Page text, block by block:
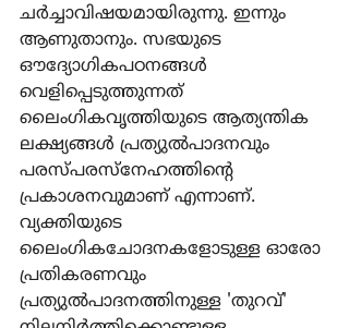
ചര്‍ച്ചാവിഷയമായിരുന്നു. ഇന്നും
ആണുതാനും. സഭയുടെ
ഔദ്യോഗികപഠനങ്ങള്‍
വെളിപ്പെടുത്തുന്നത്
ലൈംഗികവൃത്തിയുടെ ആത്യന്തിക
ലക്ഷ്യങ്ങള്‍ പ്രത്യുല്‍പാദനവും
പരസ്പരസ്നേഹത്തിന്‍റെ
പ്രകാശനവുമാണ് എന്നാണ്.
വ്യക്തിയുടെ
ലൈംഗികചോദനകളോടുള്ള ഓരോ
പ്രതികരണവും
പ്രത്യുല്‍പാദനത്തിനുള്ള 'തുറവ്'